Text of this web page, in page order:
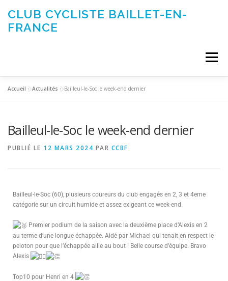
CLUB CYCLISTE BAILLET-EN-
FRANCE
Menu
SORTIES CLUB CONTACTEZ-NOUS
Accueil »Actualités »Bailleul-le-Soc le week-end dernier
Bailleul-le-Soc le week-end dernier
PUBLIÉ LE 12 MARS 2024 PAR CCBF
Bailleul-le-Soc (60), plusieurs coureurs du club engagés en 2, 3 et 4eme
catégorie sur un circuit humide et assez exigeant ce week-end.
Premier podium de la saison avec la deuxième place d’Alexis en 2
au terme d’une longue échappée. Aidé par Michael qui tenait en respect le
peloton pour que l’échappée aille au bout ! Belle course d’équipe. Bravo
Alexis
Top10 pour Henri en 4